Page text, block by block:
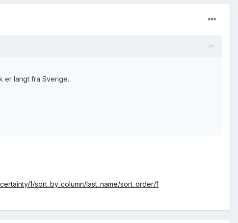
er langt fra Sverige.
1/sort_by_column/last_name/sort_order/1